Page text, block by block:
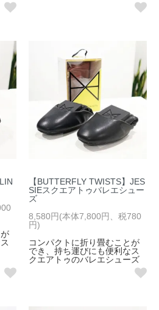
【BUTTERFLY TWISTS】JES
SIEスクエアトゥバレエシュー
ズ
8,580円(本体7,800円、税780
円)
コンパクトに折り畳むことが
でき、持ち運びにも便利なス
クエアトゥのバレエシューズ